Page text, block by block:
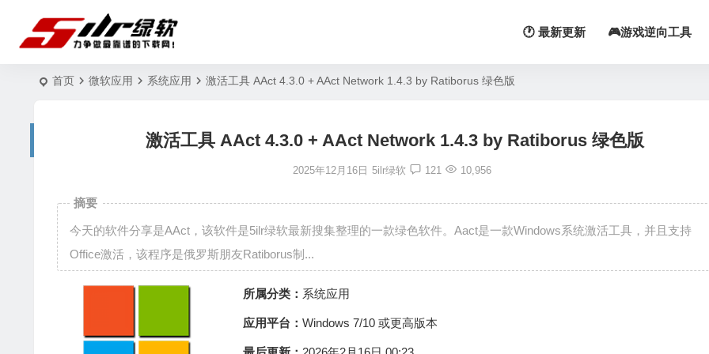
🕐 最新更新 🎮游戏逆向工具
首页 微软应用 系统应用 激活工具 AAct 4.3.0 + AAct Network 1.4.3 by Ratiborus 绿色版
激活工具 AAct 4.3.0 + AAct Network 1.4.3 by Ratiborus 绿色版
2025年12月16日 5ilr绿软 121 10,956
摘要
今天的软件分享是AAct，该软件是5ilr绿软最新搜集整理的一款绿色软件。Aact是一款Windows系统激活工具，并且支持
Office激活，该程序是俄罗斯朋友Ratiborus制...
所属分类： 系统应用
应用平台： Windows 7/10 或更高版本